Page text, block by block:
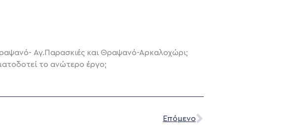
Αγ.Παρασκιές και Θραψανό-Αρκαλοχώρι;
το ανώτερο έργο;
Επόμενο